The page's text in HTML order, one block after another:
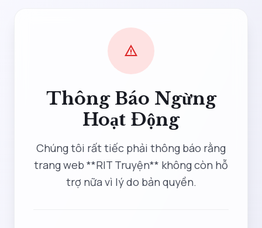
warning
Thông Báo Ngừng
Hoạt Động
Chúng tôi rất tiếc phải thông báo rằng
trang web **RIT Truyện** không còn hỗ
trợ nữa vì lý do bản quyền.